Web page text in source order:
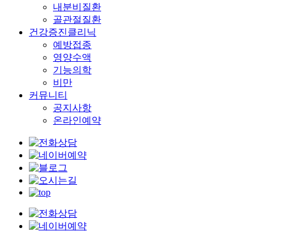
내분비질환
골관절질환
건강증진클리닉
예방접종
영양수액
기능의학
비만
커뮤니티
공지사항
온라인예약